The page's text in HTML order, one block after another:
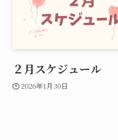
２月スケジュール
2026年1月30日